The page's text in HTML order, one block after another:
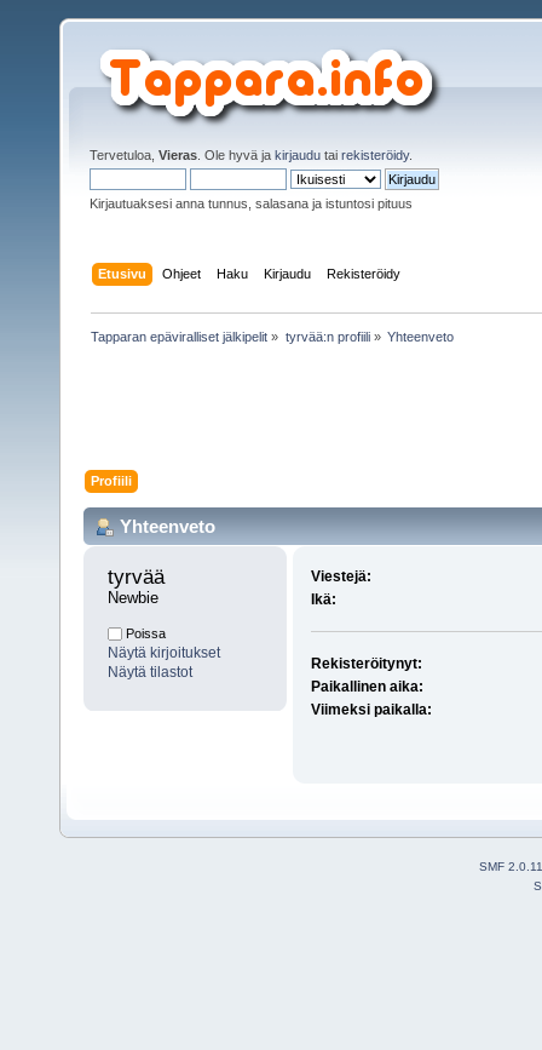
Tervetuloa, Vieras . Ole hyvä ja kirjaudu tai rekisteröidy.
Kirjautuaksesi anna tunnus, salasana ja istuntosi pituus
Etusivu Ohjeet Haku Kirjaudu Rekisteröidy
Tapparan epäviralliset jälkipelit » tyrvää:n profiili» Yhteenveto
Profiili
Yhteenveto
tyrvää
Newbie
Poissa
Näytä kirjoitukset
Näytä tilastot
Viestejä:
Ikä:
Rekisteröitynyt:
Paikallinen aika:
Viimeksi paikalla:
SMF 2.0.11